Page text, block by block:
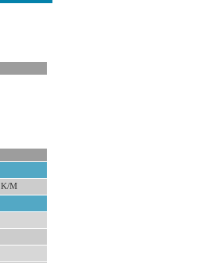
K/M